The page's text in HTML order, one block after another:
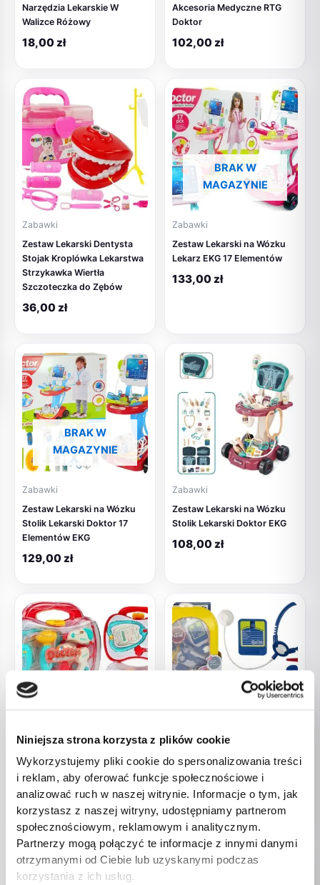
Niniejsza strona korzysta z plików cookie
Wykorzystujemy pliki cookie do spersonalizowania treści
i reklam, aby oferować funkcje społecznościowe i
analizować ruch w naszej witrynie. Informacje o tym, jak
korzystasz z naszej witryny, udostępniamy partnerom
społecznościowym, reklamowym i analitycznym.
Partnerzy mogą połączyć te informacje z innymi danymi
otrzymanymi od Ciebie lub uzyskanymi podczas
korzystania z ich usług.
Narzędzia Lekarskie W
Walizce Różowy
18,00 zł
Akcesoria Medyczne RTG
Doktor
102,00 zł
Zabawki
Zestaw Lekarski Dentysta
Stojak Kroplówka Lekarstwa
Strzykawka Wiertła
Szczoteczka do Zębów
36,00 zł
BRAK W
MAGAZYNIE
Zabawki
Zestaw Lekarski na Wózku
Lekarz EKG 17 Elementów
133,00 zł
BRAK W
MAGAZYNIE
Zabawki
Zestaw Lekarski na Wózku
Stolik Lekarski Doktor 17
Elementów EKG
129,00 zł
Zabawki
Zestaw Lekarski na Wózku
Stolik Lekarski Doktor EKG
108,00 zł
Zabawki
Zestaw Lekarski Narzędzia
Lekarskie w Walizce Doktor
Lekarz 9 El.
54,00zł
Zabawki
Zestaw Lekarski w Plecaku
Doktor Stetoskop Nożyczki
Żółty
37,00zł